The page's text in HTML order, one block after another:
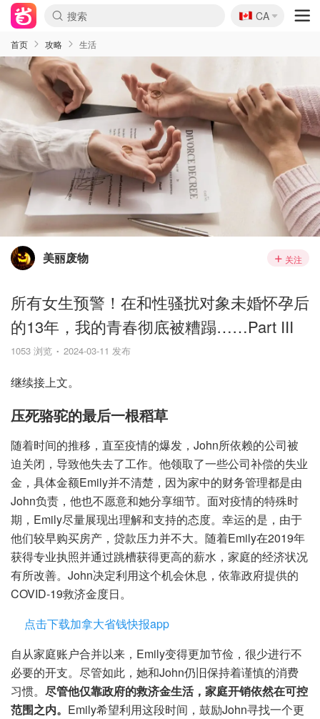
🇨🇦
CA
首页 攻略 生活
美丽废物 关注
所有女生预警！在和性骚扰对象未婚怀孕后
的13年，我的青春彻底被糟蹋……Part III
1053 浏览 2024-03-11 发布
继续接上文。
压死骆驼的最后一根稻草
随着时间的推移，直至疫情的爆发，John所依赖的公司被
迫关闭，导致他失去了工作。他领取了一些公司补偿的失业
金，具体金额Emily并不清楚，因为家中的财务管理都是由
John负责，他也不愿意和她分享细节。面对疫情的特殊时
期，Emily尽量展现出理解和支持的态度。幸运的是，由于
他们较早购买房产，贷款压力并不大。随着Emily在2019年
获得专业执照并通过跳槽获得更高的薪水，家庭的经济状况
有所改善。John决定利用这个机会休息，依靠政府提供的
COVID-19救济金度日。
点击下载加拿大省钱快报app
自从家庭账户合并以来，Emily变得更加节俭，很少进行不
必要的开支。尽管如此，她和John仍旧保持着谨慎的消费
习惯。 尽管他仅靠政府的救济金生活，家庭开销依然在可控
范围之内。 Emily希望利用这段时间，鼓励John寻找一个更